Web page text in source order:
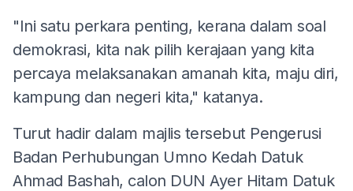
"Ini satu perkara penting, kerana dalam soal
demokrasi, kita nak pilih kerajaan yang kita
percaya melaksanakan amanah kita, maju diri,
kampung dan negeri kita," katanya.
Turut hadir dalam majlis tersebut Pengerusi
Badan Perhubungan Umno Kedah Datuk
Ahmad Bashah, calon DUN Ayer Hitam Datuk